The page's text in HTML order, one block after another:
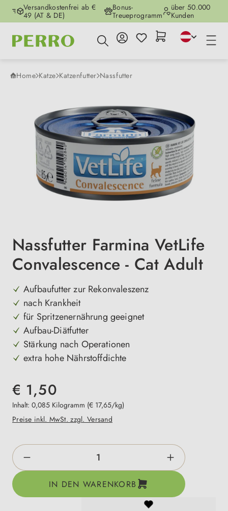
Zum Hauptinhalt springen
Versandkostenfrei ab €
49 (AT & DE)
Bonus-
Treueprogramm
über 50.000
Kunden
Home Katze Katzenfutter Nassfutter
Nassfutter Farmina VetLife
Convalescence - Cat Adult
Aufbaufutter zur Rekonvaleszenz
nach Krankheit
für Spritzenernährung geeignet
Aufbau-Diätfutter
Stärkung nach Operationen
extra hohe Nährstoffdichte
€ 1,50
Inhalt: 0,085 Kilogramm (€ 17,65/kg)
Preise inkl. MwSt. zzgl. Versand
Produkt Anzahl: Gib den gewünschten
IN DEN WARENKORB